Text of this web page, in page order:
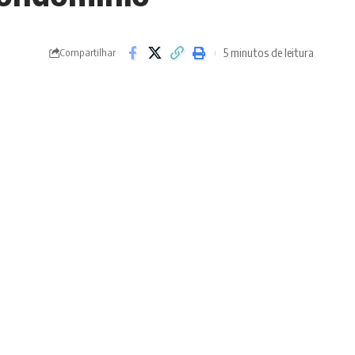
Compartilhar 5 minutos de leitura